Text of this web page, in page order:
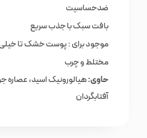
ضدحساسیت
بافت سبک با جذب سریع
موجود برای : پوست خشک تا
مختلط و چرب
حاوی:هیالورونیک اسید، عصاره
آفتابگردان